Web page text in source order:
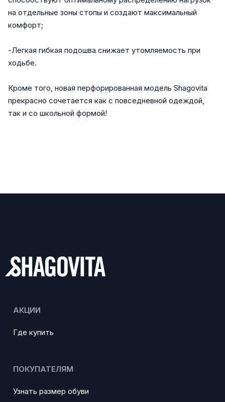
на отдельные зоны стопы и создают максимальный
комфорт;
-Легкая гибкая подошва снижает утомляемость при
ходьбе.
Кроме того, новая перфорированная модель Shagovita
прекрасно сочетается как с повседневной одеждой,
так и со школьной формой!
АКЦИИ
Где купить
ПОКУПАТЕЛЯМ
Узнать размер обуви